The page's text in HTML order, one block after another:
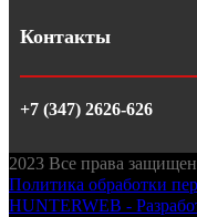
Контакты
+7 (347) 2626-626
2023 Все права
Политика обработки
HUNTERWEB -